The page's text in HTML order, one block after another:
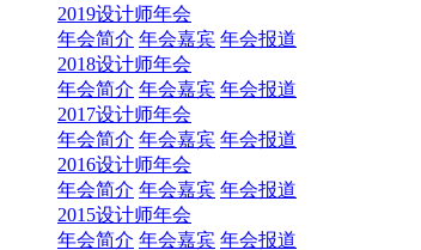
2019设计师年会
年会简介 年会嘉宾 年会报道
2018设计师年会
年会简介 年会嘉宾 年会报道
2017设计师年会
年会简介 年会嘉宾 年会报道
2016设计师年会
年会简介 年会嘉宾 年会报道
2015设计师年会
年会简介 年会嘉宾 年会报道